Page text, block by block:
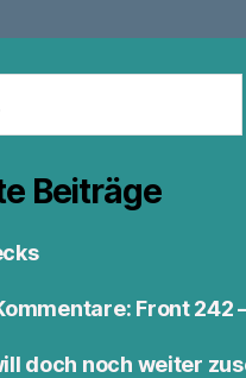
Beiträge
Front 242
doch noch weiter